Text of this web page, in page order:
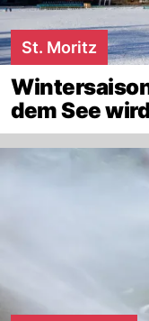
St. Moritz
dem See